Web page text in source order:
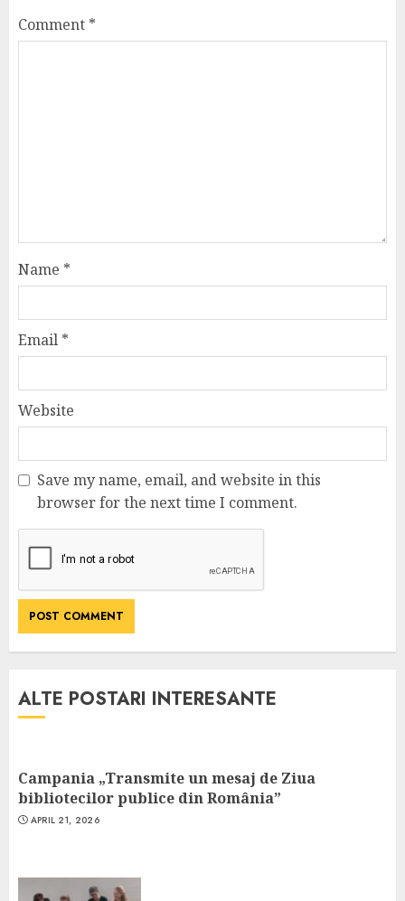
Comment *
Name *
Email *
Website
Save my name, email, and website in this
browser for the next time I comment.
ALTE POSTARI INTERESANTE
Campania „Transmite un mesaj de Ziua
bibliotecilor publice din România”
APRIL 21, 2026